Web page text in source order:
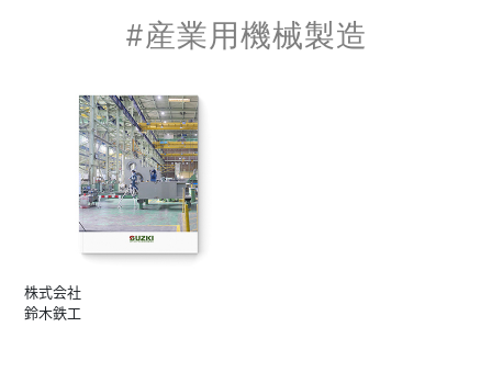
#産業用機械製造
株式会社
鈴木鉄工